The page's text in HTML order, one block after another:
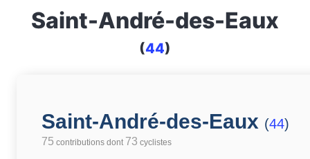
Saint-André-des-Eaux
(44)
Saint-André-des-Eaux (44)
75 contributions dont 73 cyclistes